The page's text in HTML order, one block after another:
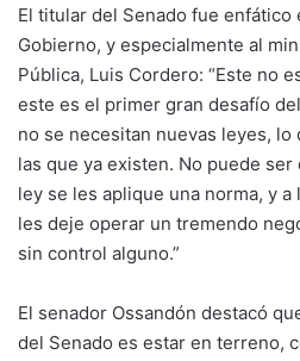
El titular del Senado fue enfático
Gobierno, y especialmente al
Pública, Luis Cordero: “Este no
este es el primer gran desafío
no se necesitan nuevas leyes,
las que ya existen. No puede
ley se les aplique una norma, y
les deje operar un tremendo
sin control alguno.”
El senador Ossandón destacó
del Senado es estar en terreno,